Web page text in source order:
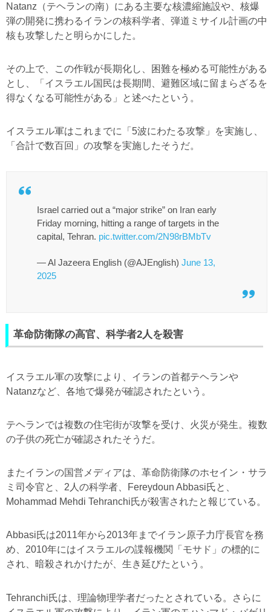
Natanz（テヘランの南）にある主要な核濃縮施設や、核爆
弾の開発に携わるイランの核科学者、弾道ミサイル計画の中
核も攻撃したと明らかにした。
その上で、この作戦が長期化し、困難を極める可能性がある
とし、「イスラエル国民は長期間、避難区域に留まらざるを
得なくなる可能性がある」と述べたという。
イスラエル軍はこれまでに「5波にわたる攻撃」を実施し、
「合計で数百回」の攻撃を実施したそうだ。
Israel carried out a “major strike” on Iran early
Friday morning, hitting a range of targets in the
capital, Tehran. pic.twitter.com/2N98rBMbTv
— Al Jazeera English (@AJEnglish) June 13,
2025
革命防衛隊の高官、科学者2人を殺害
イスラエル軍の攻撃により、イランの首都テヘランや
Natanzなど、各地で爆発が確認されたという。
テヘランでは複数の住宅街が攻撃を受け、火災が発生。複数
の子供の死亡が確認されたそうだ。
またイランの国営メディアは、革命防衛隊のホセイン・サラ
ミ司令官と、2人の科学者、Fereydoun Abbasi氏と、
Mohammad Mehdi Tehranchi氏が殺害されたと報じている。
Abbasi氏は2011年から2013年までイラン原子力庁長官を務
め、2010年にはイスラエルの諜報機関「モサド」の標的に
され、暗殺されかけたが、生き延びたという。
Tehranchi氏は、理論物理学者だったとされている。さらに